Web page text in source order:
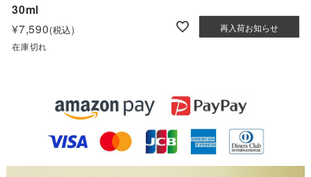
30ml
¥7,590 税込
在庫切れ
再入荷お知らせ